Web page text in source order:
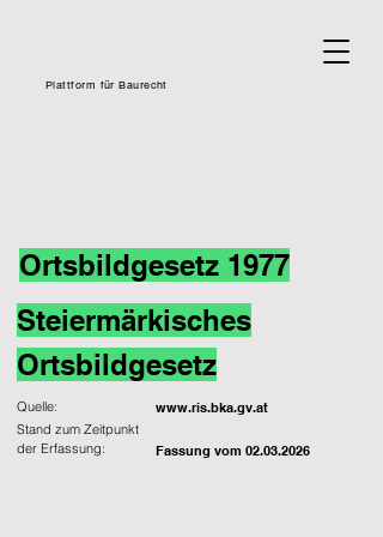
Plattform für Baurecht
Ortsbildgesetz 1977
Steiermärkisches
Ortsbildgesetz
Quelle: www.ris.bka.gv.at
Fassung vom 02.03.2026
Stand zum Zeitpunkt
der Erfassung: